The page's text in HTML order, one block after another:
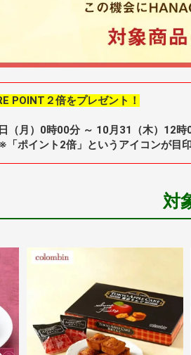
POINT２倍をプレゼント！
月）0時00分 ～ 10月31（木）12時
ポイント2倍」というアイコンが目印
対